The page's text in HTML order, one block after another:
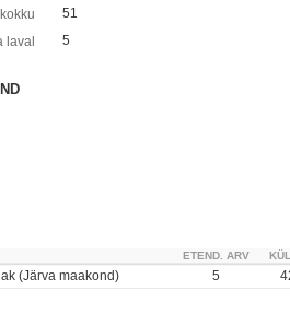
51
laval
5
ETEND. ARV
(Järva maakond) 5